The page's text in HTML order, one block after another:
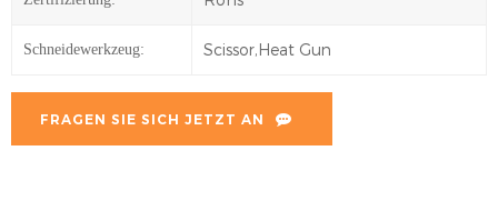
Schneidewerkzeug: Scissor,Heat Gun
FRAGEN SIE SICH JETZT AN